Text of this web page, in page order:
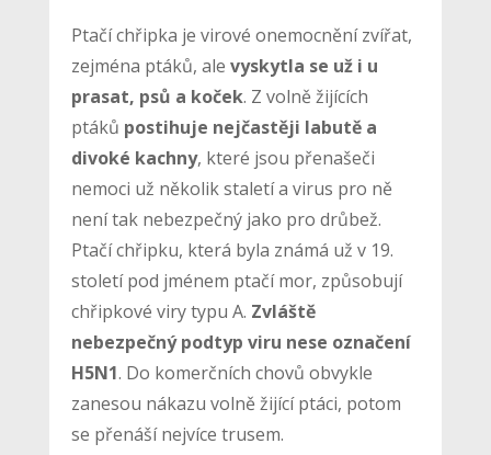
Ptačí chřipka je virové onemocnění zvířat,
zejména ptáků, ale vyskytla se už i u
prasat, psů a koček. Z volně žijících
ptáků postihuje nejčastěji labutě a
divoké kachny, které jsou přenašeči
nemoci už několik staletí a virus pro ně
není tak nebezpečný jako pro drůbež.
Ptačí chřipku, která byla známá už v 19.
století pod jménem ptačí mor, způsobují
chřipkové viry typu A. Zvláště
nebezpečný podtyp viru nese označení
H5N1. Do komerčních chovů obvykle
zanesou nákazu volně žijící ptáci, potom
se přenáší nejvíce trusem.